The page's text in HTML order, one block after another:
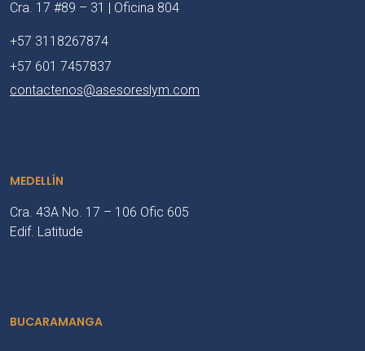
Cra. 17 #89 – 31 | Oficina 804
+57 3118267874
+57 601 7457837
contactenos@asesoreslym.com
MEDELLÍN
Cra. 43A No. 17 – 106 Ofic 605
Edif. Latitude
BUCARAMANGA